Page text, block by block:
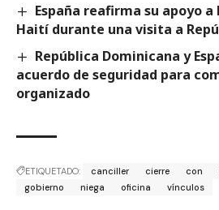
España reafirma su apoyo
Haití durante una visita a
República Dominicana y
acuerdo de seguridad para
organizado
ETIQUETADO: canciller cierre con
gobierno
niega oficina vínculos